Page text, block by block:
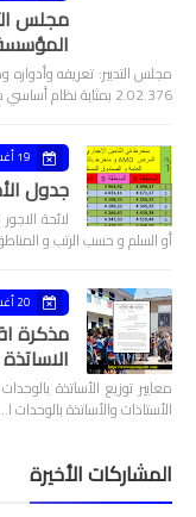
مجلس
مجلس التدبير: تعريفه
2.02.376 بمثابة نظام أساسي خاص بمؤسسا…
19 أغسطس 2020
جدول
لائحة
أو السلم و حسب الرتب و
20 أغسطس 2020
مذكرة
معايير توزيع الأساتذة
الأستاذات والأساتذة بالوحدات ا…
المشاركات الأخيرة